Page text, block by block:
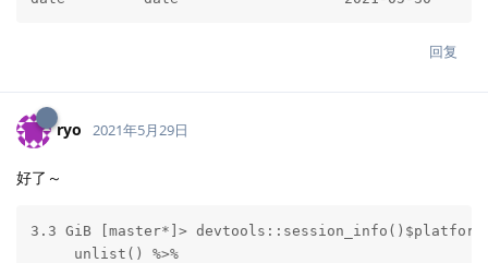
回复
ryo 2021年5月29日
好了～
3.3 GiB [master*]> devtools::session_info()$platform
     unlist() %>%